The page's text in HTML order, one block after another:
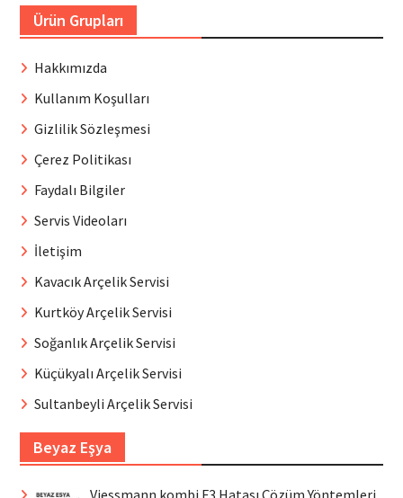
Ürün Grupları
Hakkımızda
Kullanım Koşulları
Gizlilik Sözleşmesi
Çerez Politikası
Faydalı Bilgiler
Servis Videoları
İletişim
Kavacık Arçelik Servisi
Kurtköy Arçelik Servisi
Soğanlık Arçelik Servisi
Küçükyalı Arçelik Servisi
Sultanbeyli Arçelik Servisi
Beyaz Eşya
Viessmann kombi F3 Hatası Çözüm Yöntemleri